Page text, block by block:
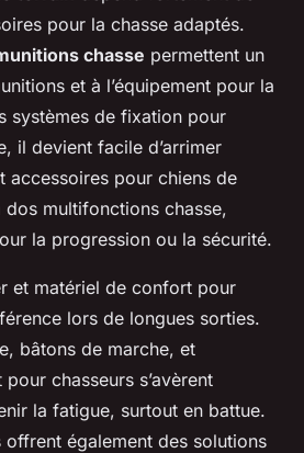
pour la chasse adaptés.
chasse permettent un
et à l’équipement pour la
systèmes de fixation pour
il devient facile d’arrimer
accessoires pour chiens de
dos multifonctions chasse,
la progression ou la sécurité.
et matériel de confort pour
lors de longues sorties.
bâtons de marche, et
chasseurs s’avèrent
la fatigue, surtout en battue.
offrent également des solutions